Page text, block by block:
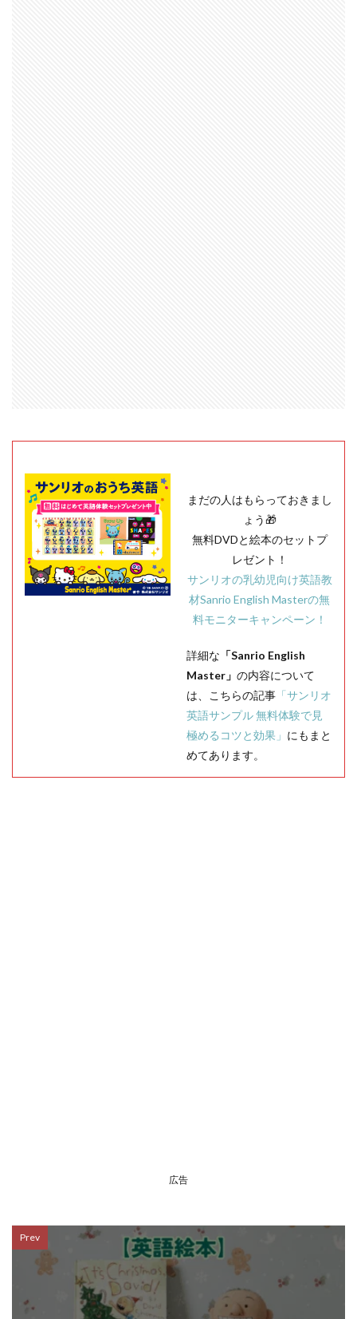
まだの人はもらっておきまし
ょう🎁
無料DVDと絵本のセットプ
レゼント！
サンリオの乳幼児向け英語教
材Sanrio English Masterの無
料モニターキャンペーン！
詳細な 「Sanrio English
Master」 の内容について
は、こちらの記事 「サンリオ
英語サンプル 無料体験で見
極めるコツと効果」 にもまと
めてあります。
広告
Prev